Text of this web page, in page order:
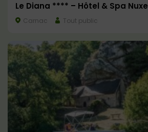
Le Diana **** – Hôtel & Spa Nuxe
Carnac Tout public